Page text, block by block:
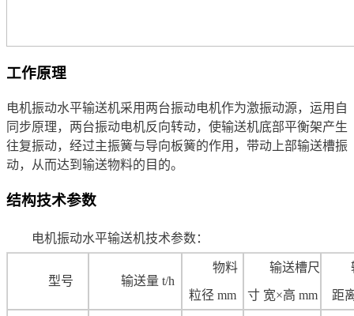
工作原理
电机振动水平输送机采用两台振动电机作为激振动源，运用自
同步原理，两台振动电机反向转动，使输送机底部平衡架产生
往复振动，经过主振簧与导向板簧的作用，带动上部输送槽振
动，从而达到输送物料的目的。
结构技术参数
电机振动水平输送机技术参数：
型号 输送量 t/h
物料
粒径 mm
输送槽尺
寸 宽×高 mm 距